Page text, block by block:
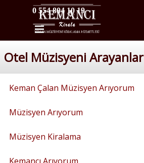
0 554 804 10 19
Menüyü atla
Otel Müzisyeni Arayanlar
Keman Çalan Müzisyen Arıyorum
Müzisyen Arıyorum
Müzisyen Kiralama